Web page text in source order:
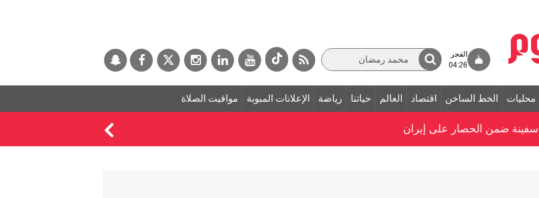
الفجر
04:26
محليات الخط الساخن اقتصاد العالم حياتنا رياضة الإعلانات المبوبة مواقيت الصلاة